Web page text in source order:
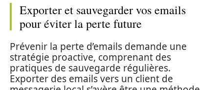
Exporter et sauvegarder vos emails
pour éviter la perte future
Prévenir la perte d’emails demande une
stratégie proactive, comprenant des
pratiques de sauvegarde régulières.
Exporter des emails vers un client de